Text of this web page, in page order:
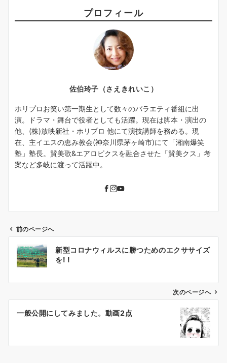
プロフィール
佐伯玲子（さえきれいこ）
ホリプロお笑い第一期生として数々のバラエティ番組に出
演。ドラマ・舞台で役者としても活躍。現在は脚本・演出の
他、(株)放映新社・ホリプロ 他にて演技講師を務める。現
在、主イエスの恵み教会(神奈川県茅ヶ崎市)にて「湘南爆笑
塾」塾長。賛美歌&エアロビクスを融合させた「賛美クス」考
案など多岐に渡って活躍中。
ン
前のページへ
新型コロナウィルスに勝つためのエクササイズ
を! !
次のページへ
一般公開にしてみました。動画2点